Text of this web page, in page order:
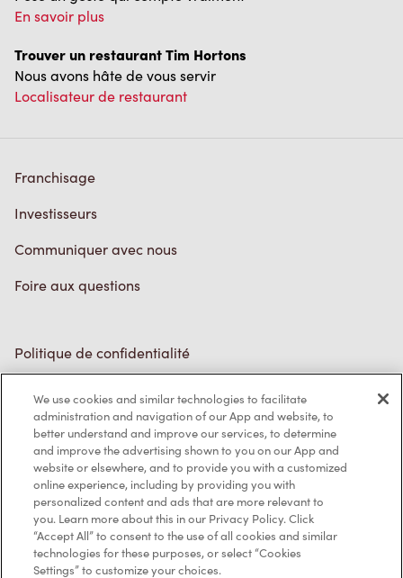
En savoir plus
Trouver un restaurant Tim Hortons
Nous avons hâte de vous servir
Localisateur de restaurant
Franchisage
Investisseurs
Communiquer avec nous
Foire aux questions
Politique de confidentialité
Marques de commerce
Accessibilité
Diagnostic
Contactez-nous
We use cookies and similar technologies to facilitate
administration and navigation of our App and website, to
better understand and improve our services, to determine
and improve the advertising shown to you on our App and
website or elsewhere, and to provide you with a customized
online experience, including by providing you with
personalized content and ads that are more relevant to
you. Learn more about this in our Privacy Policy. Click
“Accept All” to consent to the use of all cookies and similar
technologies for these purposes, or select “Cookies
Settings” to customize your choices.